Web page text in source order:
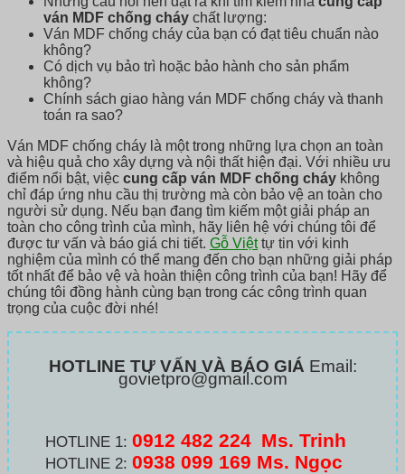
ván MDF chống cháy chất lượng:
Ván MDF chống cháy của bạn có đạt tiêu chuẩn nào
không?
Có dịch vụ bảo trì hoặc bảo hành cho sản phẩm
không?
Chính sách giao hàng ván MDF chống cháy và thanh
toán ra sao?
Ván MDF chống cháy là một trong những lựa chọn an toàn
và hiệu quả cho xây dựng và nội thất hiện đại. Với nhiều ưu
điểm nổi bật, việc cung cấp ván MDF chống cháy không
chỉ đáp ứng nhu cầu thị trường mà còn bảo vệ an toàn cho
người sử dụng. Nếu bạn đang tìm kiếm một giải pháp an
toàn cho công trình của mình, hãy liên hệ với chúng tôi để
được tư vấn và báo giá chi tiết. Gỗ Việttự tin với kinh
nghiệm của mình có thể mang đến cho bạn những giải pháp
tốt nhất để bảo vệ và hoàn thiện công trình của bạn! Hãy để
chúng tôi đồng hành cùng bạn trong các công trình quan
trọng của cuộc đời nhé!
HOTLINE TƯ VẤN VÀ BÁO GIÁ Email:
govietpro@gmail.com
HOTLINE 1: 0912 482 224 Ms. Trinh
HOTLINE 2: 0938 099 169 Ms. Ngọc